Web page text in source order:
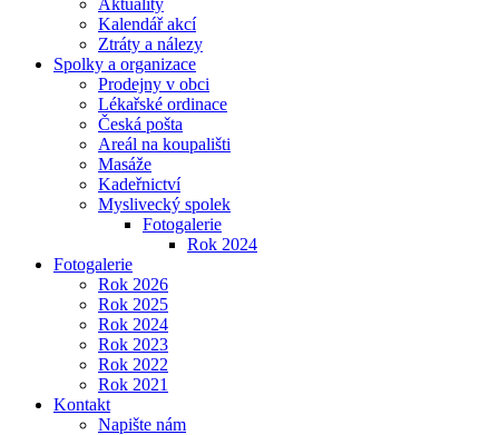
Aktuality
Kalendář akcí
Ztráty a nálezy
Spolky a organizace
Prodejny v obci
Lékařské ordinace
Česká pošta
Areál na koupališti
Masáže
Kadeřnictví
Myslivecký spolek
Fotogalerie
Rok 2024
Fotogalerie
Rok 2026
Rok 2025
Rok 2024
Rok 2023
Rok 2022
Rok 2021
Kontakt
Napište nám